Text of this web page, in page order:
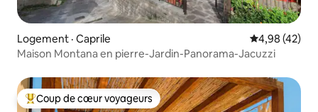
Logement · Caprile Note
4,98 (42)
Maison Montana en pierre-Jardin-Panorama-Jacuzzi
Coup de cœur voyageurs parmi les plus aimés
Coup de cœur voyageurs